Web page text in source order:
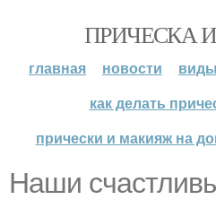
ПРИЧЕСКА
главная новости
как делать
прически и макияж на
Наши